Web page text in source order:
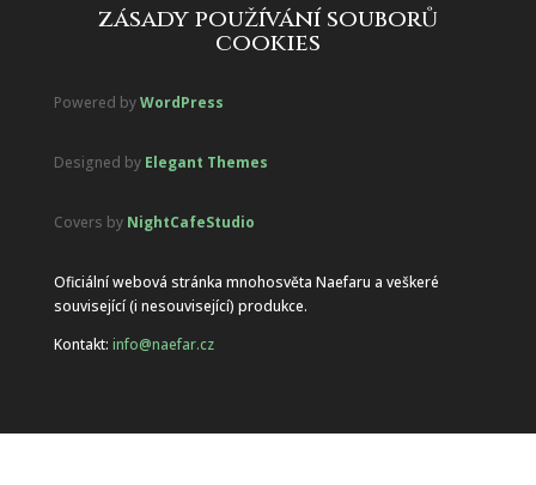
zásady používání souborů
cookies
Powered byWordPress
Designed by Elegant Themes
Covers by NightCafeStudio
Oficiální webová stránka mnohosvěta Naefaru a veškeré
související (i nesouvisející) produkce.
Kontakt: info@naefar.cz